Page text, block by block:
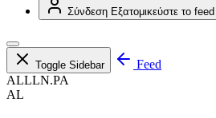
Σύνδεση Εξατομικεύστε το
Toggle Sidebar
Feed
ALLLN.PA
AL